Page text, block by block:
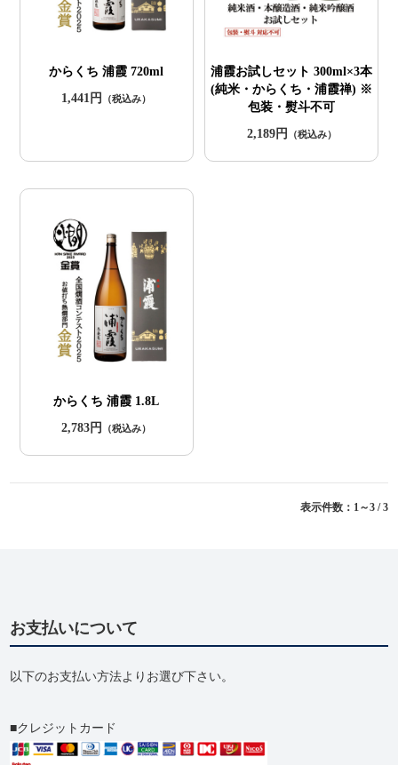
からくち 浦霞 720ml
1,441円
（税込み）
浦霞お試しセット 300ml×3本
(純米・からくち・浦霞禅) ※
包装・熨斗不可
2,189円
（税込み）
からくち 浦霞 1.8L
2,783円
（税込み）
表示件数：1～3 / 3
お支払いについて
以下のお支払い方法よりお選び下さい。
クレジットカード